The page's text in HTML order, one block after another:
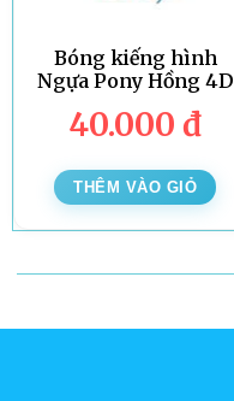
Bóng kiếng hình
Ngựa Pony Hồng 4D
40.000 đ
THÊM VÀO GIỎ